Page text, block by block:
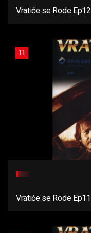
Vratiće se Rode Ep12
11
Vratiće se Rode Ep11